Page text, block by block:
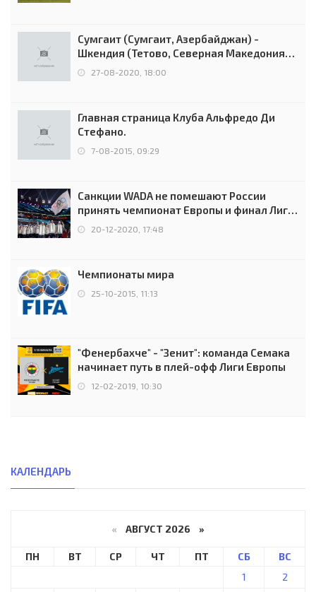
Сумгаит (Сумгаит, Азербайджан) -
Шкендия (Тетово, Северная Македония) -
0:2 (0:0)
27-08-2020, 18:00
Главная страница Клуба Альфредо Ди
Стефано.
7-08-2015, 09:29
Санкции WADA не помешают России
принять чемпионат Европы и финал Лиги
чемпионов.
20-12-2020, 17:48
Чемпионаты мира
25-10-2015, 11:13
"Фенербахче" - "Зенит": команда Семака
начинает путь в плей-офф Лиги Европы
12-02-2019, 10:30
КАЛЕНДАРЬ
« АВГУСТ 2026 »
ПН ВТ СР ЧТ ПТ СБ
ВС
1
2